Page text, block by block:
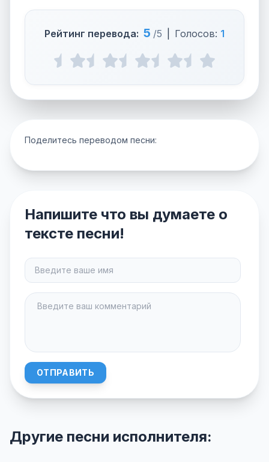
Рейтинг перевода: 5 /5 Голосов: 1
Поделитесь переводом песни:
Напишите что вы думаете о
тексте песни!
ОТПРАВИТЬ
Другие песни исполнителя: